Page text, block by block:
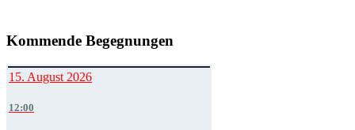
Kommende Begegnungen
15. August 2026
12:00